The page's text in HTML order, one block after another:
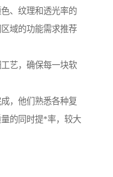
、纹理和透光率的
域的功能需求推荐
艺，确保每一块软
，他们熟悉各种复
的同时提*率，较大